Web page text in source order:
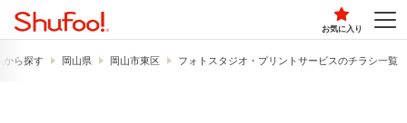
お気に入り
から探す 岡山県 岡山市東区 フォトスタジオ・プリントサービスのチラシ一覧